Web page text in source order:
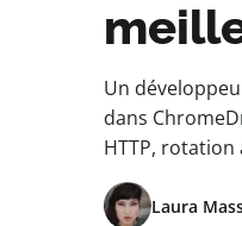
Un
dans
HTTP,
Laura